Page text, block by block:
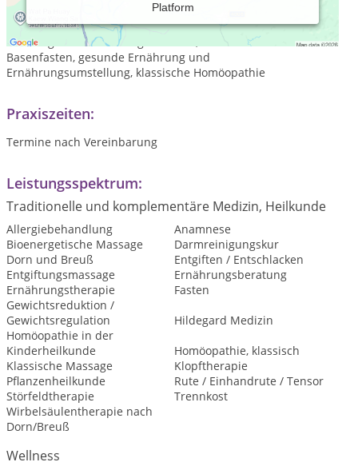
Platform
Naturheilpraxis Claudia Freund, Königsbrunn, mit folgenden
Schwerpunkten: Entschlackung und Entgiftung,
Nahrungsmittelunverträglichkeiten, Heilfasten und
Basenfasten, gesunde Ernährung und
Ernährungsumstellung, klassische Homöopathie
Praxiszeiten:
Termine nach Vereinbarung
Leistungsspektrum:
Traditionelle und komplementäre Medizin, Heilkunde
Allergiebehandlung
Anamnese
Bioenergetische Massage
Darmreinigungskur
Dorn und Breuß
Entgiften / Entschlacken
Entgiftungsmassage
Ernährungsberatung
Ernährungstherapie
Fasten
Gewichtsreduktion /
Gewichtsregulation
Hildegard Medizin
Homöopathie in der
Kinderheilkunde
Homöopathie, klassisch
Klassische Massage
Klopftherapie
Pflanzenheilkunde
Rute / Einhandrute / Tensor
Störfeldtherapie
Trennkost
Wirbelsäulentherapie nach
Dorn/Breuß
Wellness